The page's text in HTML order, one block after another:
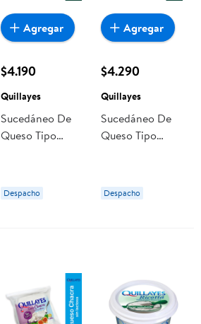
$4.190
Quillayes
Sucedáneo De
Queso Tipo
Despacho
Agregar
$4.290
Quillayes
Sucedáneo De
Queso Tipo
Quillayes
Despacho
Agregar